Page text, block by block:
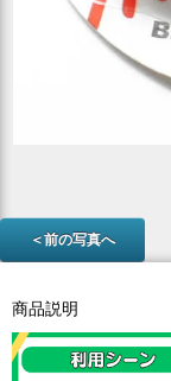
＜前の写真へ
商品説明